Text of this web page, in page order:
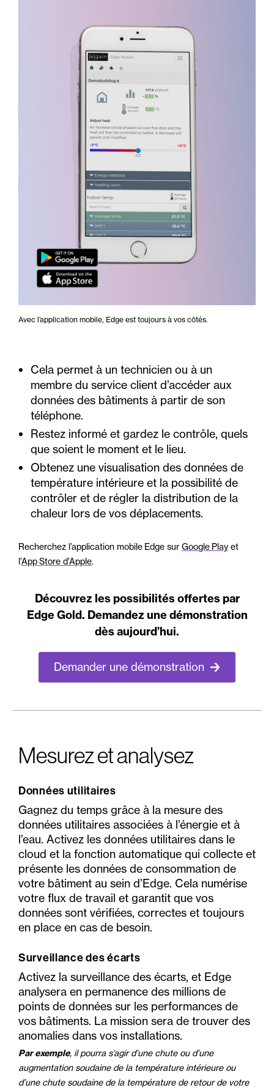
Avec l’application mobile, Edge est toujours à vos côtés.
Cela permet à un technicien ou à un
membre du service client d’accéder aux
données des bâtiments à partir de son
téléphone.
Restez informé et gardez le contrôle, quels
que soient le moment et le lieu.
Obtenez une visualisation des données de
température intérieure et la possibilité de
contrôler et de régler la distribution de la
chaleur lors de vos déplacements.
Recherchez l’application mobile Edge sur Google Play et
l’App Store d’Apple.
Découvrez les possibilités offertes par
Edge Gold. Demandez une démonstration
dès aujourd’hui.
Demander une démonstration
Mesurez et analysez
Données utilitaires
Gagnez du temps grâce à la mesure des
données utilitaires associées à l’énergie et à
l’eau. Activez les données utilitaires dans le
cloud et la fonction automatique qui collecte et
présente les données de consommation de
votre bâtiment au sein d’Edge. Cela numérise
votre flux de travail et garantit que vos
données sont vérifiées, correctes et toujours
en place en cas de besoin.
Surveillance des écarts
Activez la surveillance des écarts, et Edge
analysera en permanence des millions de
points de données sur les performances de
vos bâtiments. La mission sera de trouver des
anomalies dans vos installations.
Par exemple, il pourra s’agir d’une chute ou d’une
augmentation soudaine de la température intérieure ou
d’une chute soudaine de la température de retour de votre